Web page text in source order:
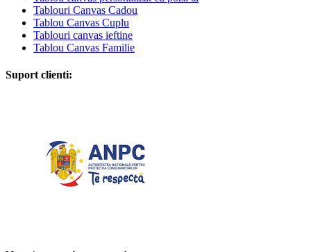
Tablouri Canvas Cadou
Tablou Canvas Cuplu
Tablouri canvas ieftine
Tablou Canvas Familie
Suport clienti: